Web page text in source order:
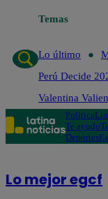
Temas
Lo último
Perú Decide
Valentina
Política
Te ayudo
Deportes
Lo mejor egcf